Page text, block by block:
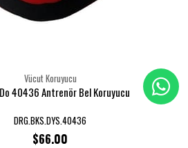
Vücut Koruyucu
40436 Antrenör Bel Koruyucu
DRG.BKS.DYS.40436
$66.00